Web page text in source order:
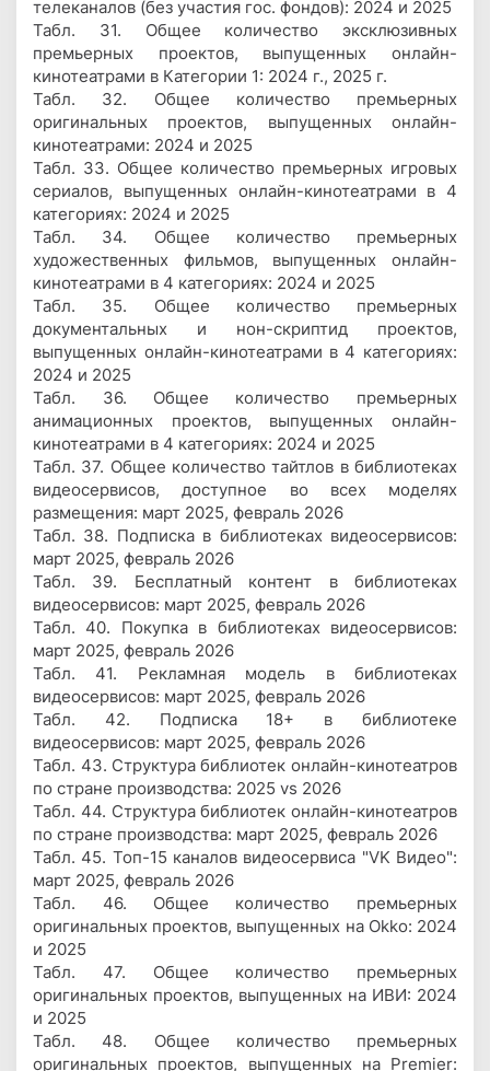
телеканалов (без участия гос. фондов): 2024 и 2025
Табл. 31. Общее количество эксклюзивных
премьерных проектов, выпущенных онлайн-
кинотеатрами в Категории 1: 2024 г., 2025 г.
Табл. 32. Общее количество премьерных
оригинальных проектов, выпущенных онлайн-
кинотеатрами: 2024 и 2025
Табл. 33. Общее количество премьерных игровых
сериалов, выпущенных онлайн-кинотеатрами в 4
категориях: 2024 и 2025
Табл. 34. Общее количество премьерных
художественных фильмов, выпущенных онлайн-
кинотеатрами в 4 категориях: 2024 и 2025
Табл. 35. Общее количество премьерных
документальных и нон-скриптид проектов,
выпущенных онлайн-кинотеатрами в 4 категориях:
2024 и 2025
Табл. 36. Общее количество премьерных
анимационных проектов, выпущенных онлайн-
кинотеатрами в 4 категориях: 2024 и 2025
Табл. 37. Общее количество тайтлов в библиотеках
видеосервисов, доступное во всех моделях
размещения: март 2025, февраль 2026
Табл. 38. Подписка в библиотеках видеосервисов:
март 2025, февраль 2026
Табл. 39. Бесплатный контент в библиотеках
видеосервисов: март 2025, февраль 2026
Табл. 40. Покупка в библиотеках видеосервисов:
март 2025, февраль 2026
Табл. 41. Рекламная модель в библиотеках
видеосервисов: март 2025, февраль 2026
Табл. 42. Подписка 18+ в библиотеке
видеосервисов: март 2025, февраль 2026
Табл. 43. Структура библиотек онлайн-кинотеатров
по стране производства: 2025 vs 2026
Табл. 44. Структура библиотек онлайн-кинотеатров
по стране производства: март 2025, февраль 2026
Табл. 45. Топ-15 каналов видеосервиса "VK Видео":
март 2025, февраль 2026
Табл. 46. Общее количество премьерных
оригинальных проектов, выпущенных на Okko: 2024
и 2025
Табл. 47. Общее количество премьерных
оригинальных проектов, выпущенных на ИВИ: 2024
и 2025
Табл. 48. Общее количество премьерных
оригинальных проектов, выпущенных на Premier: